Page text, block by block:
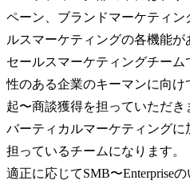
ペーン、ブランドマーケティ
ルスマーケティングの各機能が
セールスマーケティングチー
性のある企業のキーマンに向
起〜商談獲得を担っていただき
バーティカルマーケティング
担っているチームになります。
適正に応じてSMB〜Enterprise